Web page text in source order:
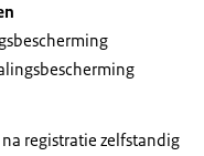
registratie zelfstandig